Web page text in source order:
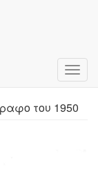
του 1950